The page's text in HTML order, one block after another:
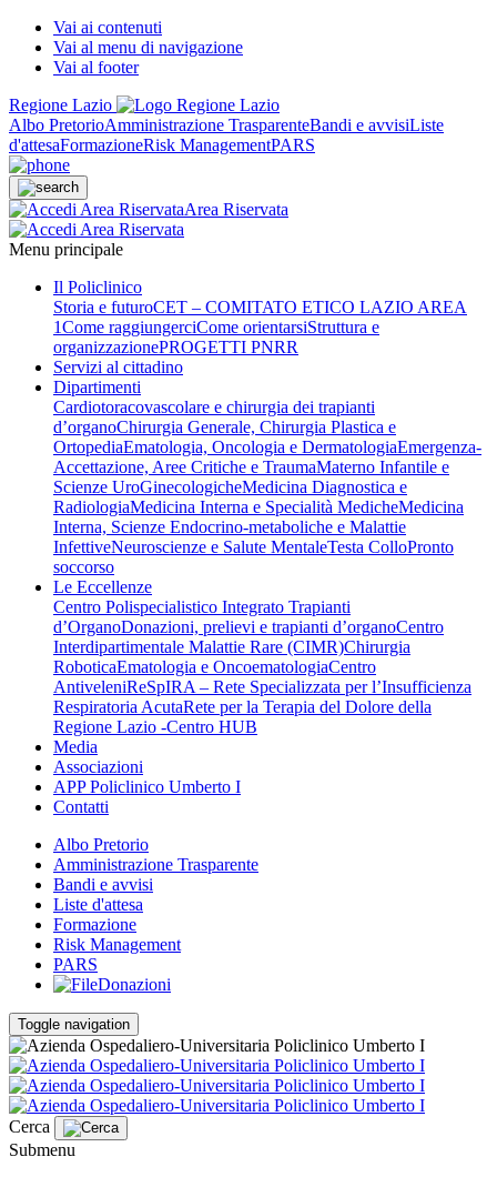
Vai ai contenuti
Vai al menu di navigazione
Vai al footer
Regione Lazio
Albo PretorioAmministrazione TrasparenteBandi e avvisiListe
d'attesaFormazioneRisk ManagementPARS
Area Riservata
Menu principale
Il Policlinico
Storia e futuroCET – COMITATO ETICO LAZIO AREA
1Come raggiungerciCome orientarsiStruttura e
organizzazionePROGETTI PNRR
Servizi al cittadino
Dipartimenti
Cardiotoracovascolare e chirurgia dei trapianti
d’organoChirurgia Generale, Chirurgia Plastica e
OrtopediaEmatologia, Oncologia e DermatologiaEmergenza-
Accettazione, Aree Critiche e TraumaMaterno Infantile e
Scienze UroGinecologicheMedicina Diagnostica e
RadiologiaMedicina Interna e Specialità MedicheMedicina
Interna, Scienze Endocrino-metaboliche e Malattie
InfettiveNeuroscienze e Salute MentaleTesta ColloPronto
soccorso
Le Eccellenze
Centro Polispecialistico Integrato Trapianti
d’OrganoDonazioni, prelievi e trapianti d’organoCentro
Interdipartimentale Malattie Rare (CIMR)Chirurgia
RoboticaEmatologia e OncoematologiaCentro
AntiveleniReSpIRA – Rete Specializzata per l’Insufficienza
Respiratoria AcutaRete per la Terapia del Dolore della
Regione Lazio -Centro HUB
Media
Associazioni
APP Policlinico Umberto I
Contatti
Albo Pretorio
Amministrazione Trasparente
Bandi e avvisi
Liste d'attesa
Formazione
Risk Management
PARS
Donazioni
Toggle navigation
Cerca
Submenu